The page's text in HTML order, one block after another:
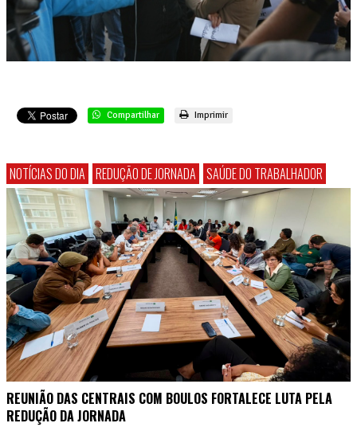
Compartilhar Imprimir
NOTÍCIAS DO DIA REDUÇÃO DE JORNADA SAÚDE DO TRABALHADOR
REUNIÃO DAS CENTRAIS COM BOULOS FORTALECE LUTA PELA
REDUÇÃO DA JORNADA